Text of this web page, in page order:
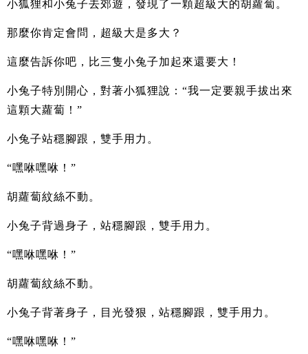
小狐狸和小兔子去郊遊，發現了一顆超級大的胡蘿蔔。
那麼你肯定會問，超級大是多大？
這麼告訴你吧，比三隻小兔子加起來還要大！
小兔子特別開心，對著小狐狸說：“我一定要親手拔出來
這顆大蘿蔔！”
小兔子站穩腳跟，雙手用力。
“嘿咻嘿咻！”
胡蘿蔔紋絲不動。
小兔子背過身子，站穩腳跟，雙手用力。
“嘿咻嘿咻！”
胡蘿蔔紋絲不動。
小兔子背著身子，目光發狠，站穩腳跟，雙手用力。
“嘿咻嘿咻！”